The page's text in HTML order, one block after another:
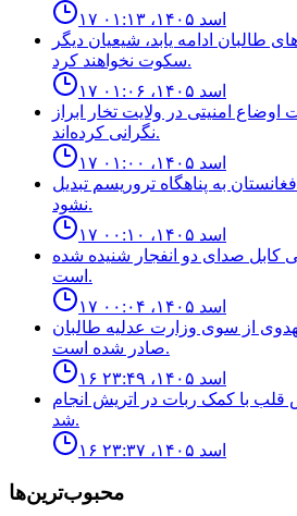
۱۷ اسد ۱۴۰۵، ۰۱:۱۳
طالبان ادامه یابد، شیعیان دیگر
سکوت نخواهند کرد.
۱۷ اسد ۱۴۰۵، ۰۱:۰۶
امنیتی در ولایت تخار ابراز
نگرانی کرده‌اند.
۱۷ اسد ۱۴۰۵، ۰۱:۰۰
به پناهگاه تروريسم تبديل
نشود.
۱۷ اسد ۱۴۰۵، ۰۰:۱۰
کابل صدای دو انفجار شنیده شده
است.
۱۷ اسد ۱۴۰۵، ۰۰:۰۴
از سوى وزارت عدليه طالبان
صادر شده است.
۱۶ اسد ۱۴۰۵، ۲۳:۴۹
با كمک ربات در اتريش انجام
شد.
۱۶ اسد ۱۴۰۵، ۲۳:۳۷
محبوب‌ترین‌ها